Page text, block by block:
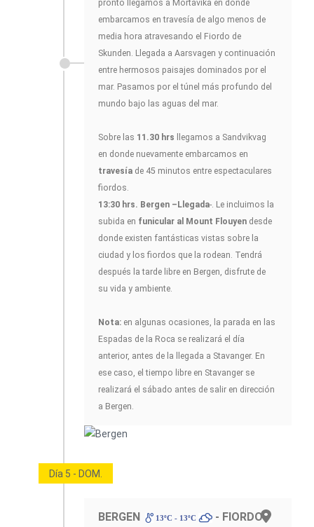
pronto llegamos a Mortavika en donde
embarcamos en travesía de algo menos de
media hora atravesando el Fiordo de
Skunden. Llegada a Aarsvagen y continuación
entre hermosos paisajes dominados por el
mar. Pasamos por el túnel más profundo del
mundo bajo las aguas del mar.
Sobre las 11.30 hrs llegamos a Sandvikvag
en donde nuevamente embarcamos en
travesía de 45 minutos entre espectaculares
fiordos.
13:30 hrs. Bergen –Llegada-. Le incluimos la
subida en funicular al Mount Flouyen desde
donde existen fantásticas vistas sobre la
ciudad y los fiordos que la rodean. Tendrá
después la tarde libre en Bergen, disfrute de
su vida y ambiente.
Nota: en algunas ocasiones, la parada en las
Espadas de la Roca se realizará el día
anterior, antes de la llegada a Stavanger. En
ese caso, el tiempo libre en Stavanger se
realizará el sábado antes de salir en dirección
a Bergen.
Día 5 - DOM.
BERGEN 13ºC - 13ºC
- FIORDO